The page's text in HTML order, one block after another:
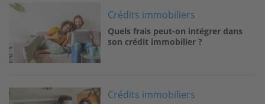
Image
Crédits immobiliers
Quels frais peut-on intégrer dans
son crédit immobilier ?
Image Crédits immobiliers